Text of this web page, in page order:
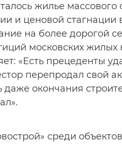
жилье
и ценовой
на более дорогой
московских жилых
«Есть прецеденты
перепродал свой
окончания
среди